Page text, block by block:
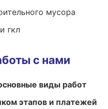
мусора
гкл
с нами
виды работ
этапов и платежей